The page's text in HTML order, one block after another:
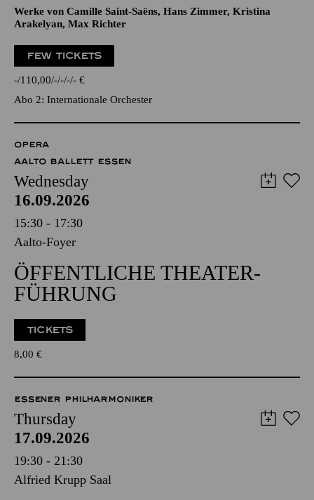
Werke von Camille Saint-Saëns, Hans Zimmer, Kristina
Arakelyan, Max Richter
FEW TICKETS
- 110,00 - - - - €
Abo 2: Internationale Orchester
OPERA
AALTO BALLETT ESSEN
Wednesday
16.09.2026
15:30 - 17:30
Aalto-Foyer
ÖFFENTLICHE THEATER­
FÜHRUNG
TICKETS
8,00 €
ESSENER PHILHARMONIKER
Thursday
17.09.2026
19:30 - 21:30
Alfried Krupp Saal